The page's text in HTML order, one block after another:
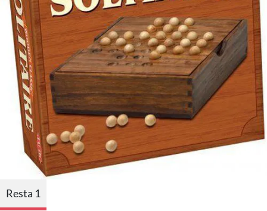
Resta 1